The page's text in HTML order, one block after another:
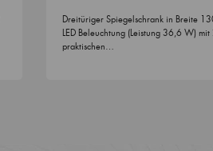
Dreitüriger Spiegelschrank in Breite
LED Beleuchtung (Leistung 36,6 W) mit
praktischen…